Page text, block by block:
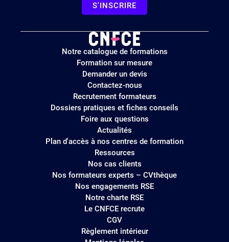
S'INSCRIRE
Logo
site
Notre catalogue de formations
Formation sur mesure
Demander un devis
Contactez-nous
Recrutement formateurs
Dossiers pratiques et fiches conseils
Foire aux questions
Actualités
Plan d'accès à nos centres de formation
Ressources
Nos cas clients
Nos formateurs experts – CVthèque
Nos engagements RSE
Notre charte RSE
Le CNFCE recrute
CGV
Règlement intérieur